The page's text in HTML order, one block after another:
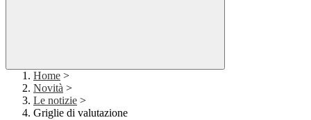
Home >
Novità >
Le notizie >
Griglie di valutazione